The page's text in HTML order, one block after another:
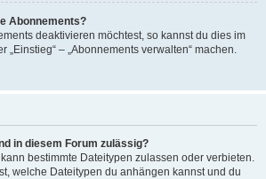
Abonnements?
deaktivieren möchtest, so kannst du dies im
„Einstieg“ – „Abonnements verwalten“ machen.
in diesem Forum zulässig?
bestimmte Dateitypen zulassen oder verbieten.
welche Dateitypen du anhängen kannst und du